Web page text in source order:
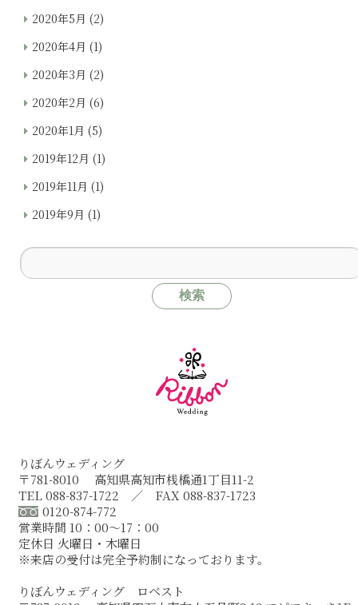
2020年5月 (2)
2020年4月 (1)
2020年3月 (2)
2020年2月 (6)
2020年1月 (5)
2019年12月 (1)
2019年11月 (1)
2019年9月 (1)
りぼんウェディング
〒781-8010 高知県高知市桟橋通1丁目11-2
TEL 088-837-1722 ／ FAX 088-837-1723
0120-874-772
営業時間 10：00～17：00
定休日 火曜日・木曜日
※来店の受付は完全予約制になっております。
りぼんウェディング ロベスト